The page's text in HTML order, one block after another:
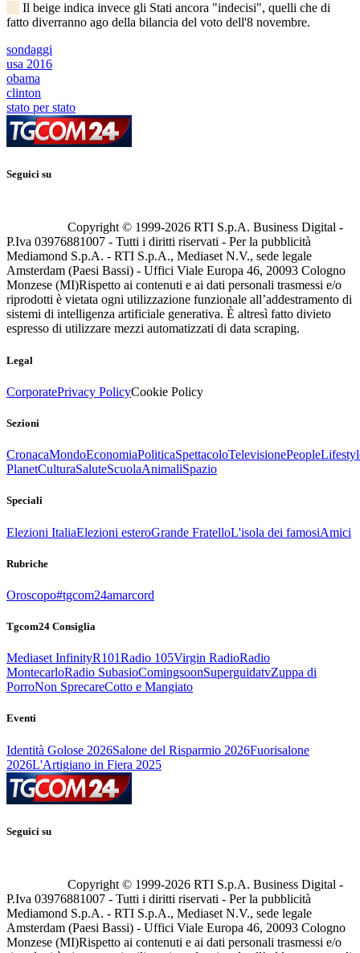
Il beige indica invece gli Stati ancora "indecisi", quelli che di
fatto diverranno ago della bilancia del voto dell'8 novembre.
sondaggi
usa 2016
obama
clinton
stato per stato
Seguici su
Copyright © 1999-2026 RTI S.p.A. Business Digital -
P.Iva 03976881007 - Tutti i diritti riservati - Per la pubblicità
Mediamond S.p.A. - RTI S.p.A., Mediaset N.V., sede legale
Amsterdam (Paesi Bassi) - Uffici Viale Europa 46, 20093 Cologno
Monzese (MI)Rispetto ai contenuti e ai dati personali trasmessi e/o
riprodotti è vietata ogni utilizzazione funzionale all’addestramento di
sistemi di intelligenza artificiale generativa. È altresì fatto divieto
espresso di utilizzare mezzi automatizzati di data scraping.
Legal
CorporatePrivacy PolicyCookie Policy
Sezioni
CronacaMondoEconomiaPoliticaSpettacoloTelevisionePeople
PlanetCulturaSaluteScuolaAnimaliSpazio
Speciali
Elezioni ItaliaElezioni esteroGrande FratelloL'isola dei famosiAmici
Rubriche
Oroscopo#tgcom24amarcord
Tgcom24 Consiglia
Mediaset InfinityR101Radio 105Virgin RadioRadio
MontecarloRadio SubasioComingsoonSuperguidatvZuppa di
PorroNon SprecareCotto e Mangiato
Eventi
Identità Golose 2026Salone del Risparmio 2026Fuorisalone
2026L'Artigiano in Fiera 2025
Seguici su
Copyright © 1999-2026 RTI S.p.A. Business Digital -
P.Iva 03976881007 - Tutti i diritti riservati - Per la pubblicità
Mediamond S.p.A. - RTI S.p.A., Mediaset N.V., sede legale
Amsterdam (Paesi Bassi) - Uffici Viale Europa 46, 20093 Cologno
Monzese (MI)Rispetto ai contenuti e ai dati personali trasmessi e/o